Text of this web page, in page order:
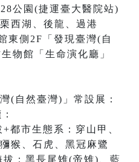
公園(捷運臺大醫院站)
西湖、後龍、過港
東側2F「發現臺灣(自
物館「生命演化廳」
(自然臺灣)」常設展：
市生態系：穿山甲、
猴、石虎、黑冠麻鷺
黑長尾雉(帝雉)、藍